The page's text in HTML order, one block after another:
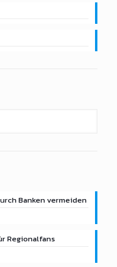
Banken vermeiden
Regionalfans